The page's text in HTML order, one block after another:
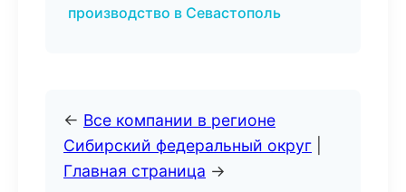
производство в Севастополь
← Все компании в регионе
Сибирский федеральный округ
Главная страница →